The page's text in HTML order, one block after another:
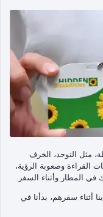
مثل التوحد، الخرف
القراءة وصعوبة الرؤية،
المطار وأثناء السفر.
أثناء سفرهم، بدأنا في